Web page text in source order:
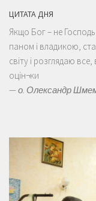
ЦИТАТА ДНЯ
Якщо Бог – не
паном і владикою,
світу і розглядаю
оцін¬ки
—о. Олександр